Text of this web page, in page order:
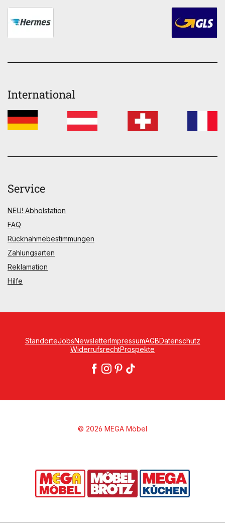
International
Service
NEU! Abholstation
FAQ
Rücknahmebestimmungen
Zahlungsarten
Reklamation
Hilfe
StandorteJobsNewsletterImpressumAGBDatenschutz
WiderrufsrechtProspekte
© 2026 MEGA Möbel